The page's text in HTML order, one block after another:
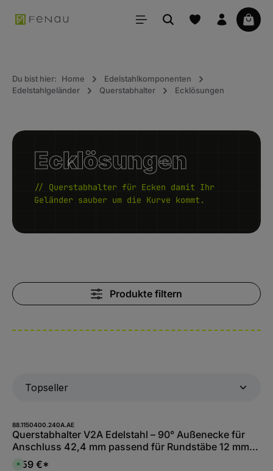
springen
Du bist hier: Home
Edelstahlkomponenten
Edelstahlgeländer
Querstabhalter Ecklösungen
Ecklösungen
// Querstabhalter für Ecken damit Ihr
Geländer sauber um die Kurve kommt.
Produkte filtern
88.1150400.240A.AE
Querstabhalter V2A Edelstahl – 90° Außenecke für
Anschluss 42,4 mm passend für Rundstäbe 12 mm
inkl. Maden- & Befestigungsschrauben
S
6,59 €*